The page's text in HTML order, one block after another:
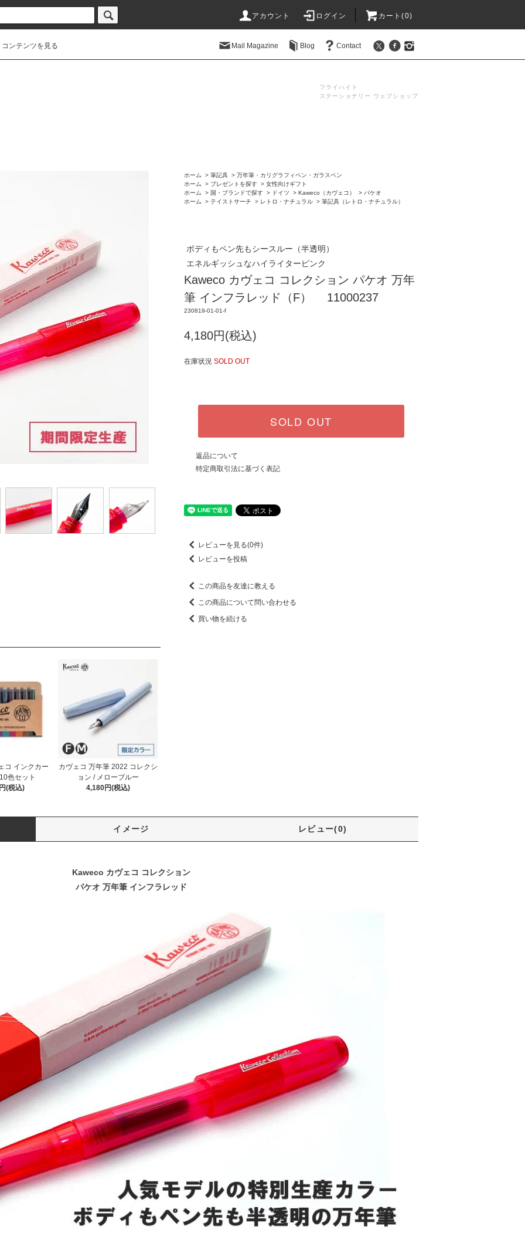
アカウント ログイン カート(0)
コンテンツを見る Mail Magazine Blog Contact
フライハイト
ステーショナリー ウェブショップ
コ インクカー
色セット
(税込)
カヴェコ 万年筆 2022 コレクシ
ョン / メローブルー
4,180円(税込)
ホーム > 筆記具 > 万年筆・カリグラフィペン・ガラスペン
ホーム
> プレゼントを探す > 女性向けギフト
ホーム
> 国・ブランドで探す > ドイツ > Kaweco（カヴェコ） > パケオ
ホーム
> テイストサーチ > レトロ・ナチュラル > 筆記具（レトロ・ナチュラル）
ボディもペン先もシースルー（半透明）
エネルギッシュなハイライターピンク
Kaweco カヴェコ コレクション パケオ 万年
筆 インフラレッド（F） 11000237
230819-01-01-f
4,180円(税込)
在庫状況 SOLD OUT
SOLD OUT
返品について
特定商取引法に基づく表記
レビューを見る(0件)
レビューを投稿
この商品を友達に教える
この商品について問い合わせる
買い物を続ける
イメージ レビュー(0)
Kaweco カヴェコ コレクション
パケオ 万年筆 インフラレッド